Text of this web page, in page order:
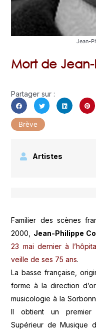
Jean-
Mort de
Partager sur :
Brève
Artistes
Familier des scènes
2000, Jean-Philippe
23 mai dernier à
veille de ses 75 ans.
La basse française,
forme à la direction
musicologie à la
Il obtient un premier
Supérieur de Musique